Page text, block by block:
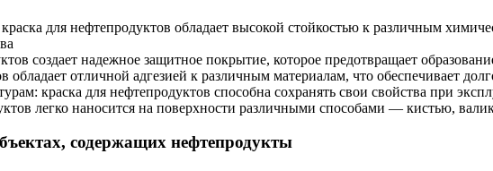
для нефтепродуктов обладает высокой стойкостью к различным
создает надежное защитное покрытие, которое предотвращает
обладает отличной адгезией к различным материалам, что обеспечивает
краска для нефтепродуктов способна сохранять свои свойства при
легко наносится на поверхности различными способами — кистью,
содержащих нефтепродукты